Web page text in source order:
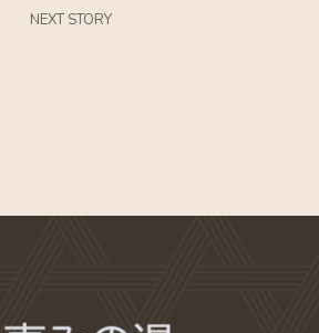
NEXT STORY